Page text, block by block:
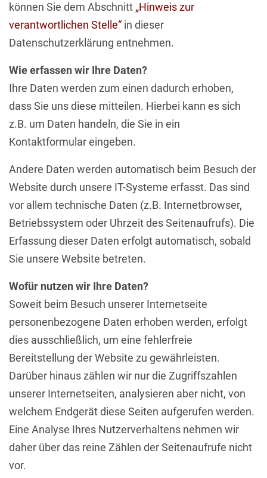
können Sie dem Abschnitt „Hinweis zur
verantwortlichen Stelle“ in dieser
Datenschutzerklärung entnehmen.
Wie erfassen wir Ihre Daten?
Ihre Daten werden zum einen dadurch erhoben,
dass Sie uns diese mitteilen. Hierbei kann es sich
z.B. um Daten handeln, die Sie in ein
Kontaktformular eingeben.
Andere Daten werden automatisch beim Besuch der
Website durch unsere IT-Systeme erfasst. Das sind
vor allem technische Daten (z.B. Internetbrowser,
Betriebssystem oder Uhrzeit des Seitenaufrufs). Die
Erfassung dieser Daten erfolgt automatisch, sobald
Sie unsere Website betreten.
Wofür nutzen wir Ihre Daten?
Soweit beim Besuch unserer Internetseite
personenbezogene Daten erhoben werden, erfolgt
dies ausschließlich, um eine fehlerfreie
Bereitstellung der Website zu gewährleisten.
Darüber hinaus zählen wir nur die Zugriffszahlen
unserer Internetseiten, analysieren aber nicht, von
welchem Endgerät diese Seiten aufgerufen werden.
Eine Analyse Ihres Nutzerverhaltens nehmen wir
daher über das reine Zählen der Seitenaufrufe nicht
vor.